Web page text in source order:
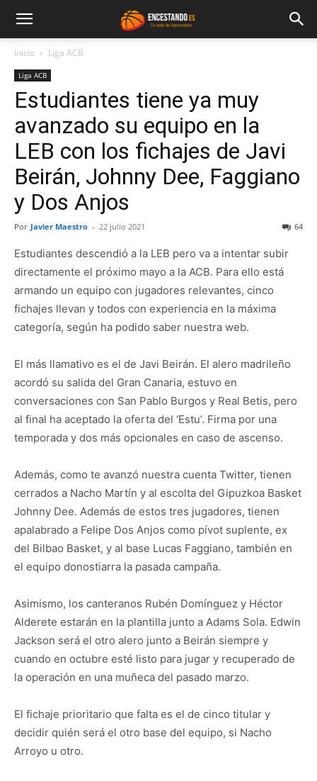
Inicio Liga ACB
Liga ACB
Estudiantes tiene ya muy
avanzado su equipo en la
LEB con los fichajes de Javi
Beirán, Johnny Dee, Faggiano
y Dos Anjos
Por Javier Maestro - 22 julio 2021 64
Estudiantes descendió a la LEB pero va a intentar subir
directamente el próximo mayo a la ACB. Para ello está
armando un equipo con jugadores relevantes, cinco
fichajes llevan y todos con experiencia en la máxima
categoría, según ha podido saber nuestra web.
El más llamativo es el de Javi Beirán. El alero madrileño
acordó su salida del Gran Canaria, estuvo en
conversaciones con San Pablo Burgos y Real Betis, pero
al final ha aceptado la oferta del ‘Estu’. Firma por una
temporada y dos más opcionales en caso de ascenso.
Además, como te avanzó nuestra cuenta Twitter, tienen
cerrados a Nacho Martín y al escolta del Gipuzkoa Basket
Johnny Dee. Además de estos tres jugadores, tienen
apalabrado a Felipe Dos Anjos como pívot suplente, ex
del Bilbao Basket, y al base Lucas Faggiano, también en
el equipo donostiarra la pasada campaña.
Asimismo, los canteranos Rubén Domínguez y Héctor
Alderete estarán en la plantilla junto a Adams Sola. Edwin
Jackson será el otro alero junto a Beirán siempre y
cuando en octubre esté listo para jugar y recuperado de
la operación en una muñeca del pasado marzo.
El fichaje prioritario que falta es el de cinco titular y
decidir quién será el otro base del equipo, si Nacho
Arroyo u otro.